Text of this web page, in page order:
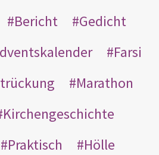
Bericht
Gedicht
Farsi
Marathon
Kirchengeschichte
Praktisch
Hölle